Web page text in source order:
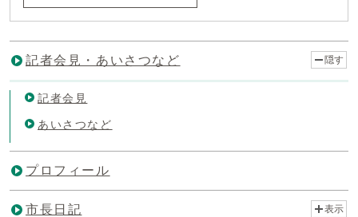
記者会見・あいさつなど 隠す
記者会見
あいさつなど
プロフィール
市長日記 表示